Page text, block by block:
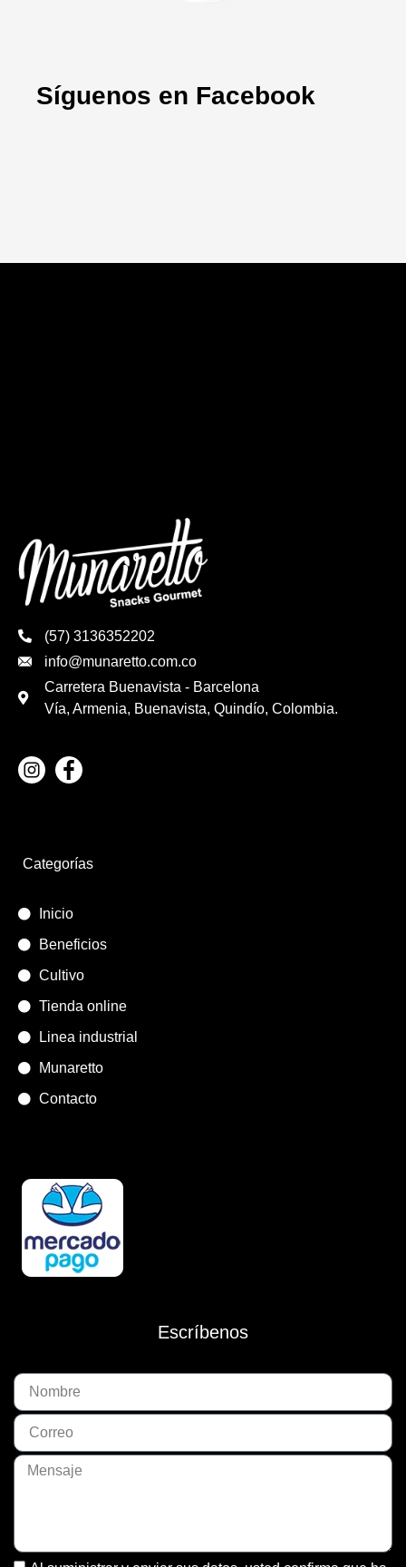
Síguenos en Facebook
(57) 3136352202
info@munaretto.com.co
Carretera Buenavista - Barcelona
Vía, Armenia, Buenavista, Quindío, Colombia.
Categorías
Inicio
Beneficios
Cultivo
Tienda online
Linea industrial
Munaretto
Contacto
Escríbenos